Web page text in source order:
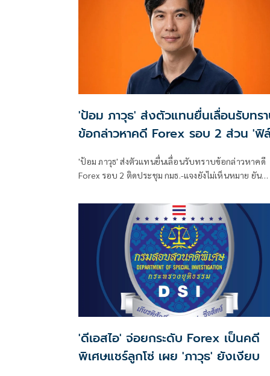
'ป้อม ภาวุธ' ส่งตัวแทนยื่นเลื่อนรับทร
ข้อกล่าวหาคดี Forex รอบ 2 ส่วน 'ฟิ
'ป้อม ภาวุธ' ส่งตัวแทนยื่นเลื่อนรับทราบข้อกล่าวหาคดี
Forex รอบ 2 ติดประชุม กมธ.-แจงยังไม่เห็นหมาย ยัน
ไร้การติดต่อขอเลื่อนหมายเรียกครั้งแรก
'ดีเอสไอ' จ่อยกระดับ Forex เป็นคดี
พิเศษแชร์ลูกโซ่ เผย 'ภาวุธ' ยังเงียบ